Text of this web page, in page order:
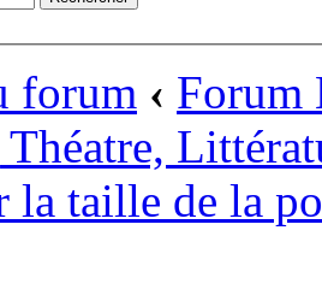
forum ‹ Forum
la taille de la